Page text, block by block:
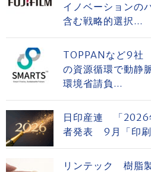
イノベーションの
含む戦略的選択...
TOPPANなど9社
の資源循環で動静
環境省請負...
日印産連 「2026
者発表 9月「印刷
リンテック 樹脂